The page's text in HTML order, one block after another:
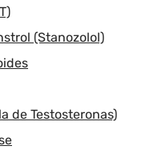
(Stanozolol)
de Testosteronas)